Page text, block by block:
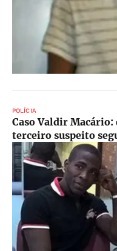
POLÍCIA
Caso Valdir Macário:
terceiro suspeito